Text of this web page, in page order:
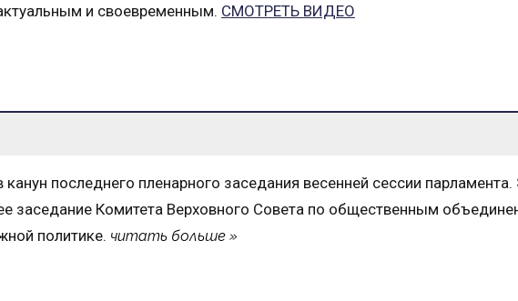
и своевременным. СМОТРЕТЬ ВИДЕО
последнего пленарного заседания весенней сессии парламента.
заседание Комитета Верховного Совета по общественным
политике. читать больше